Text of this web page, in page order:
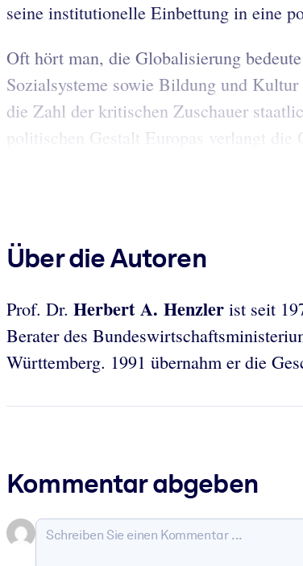
seine institutionelle Einbettung in eine
Oft hört man, die Globalisierung
Sozialsysteme sowie Bildung und
die Zahl der kritischen Zuschauer
politischen Gestalt Europas verlangt die
Über die Autoren
Prof. Dr. Herbert A. Henzler ist seit
Berater des
Württemberg. 1991 übernahm er die
Kommentar abgeben